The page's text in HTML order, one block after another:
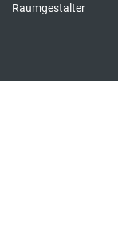
Raumgestalter